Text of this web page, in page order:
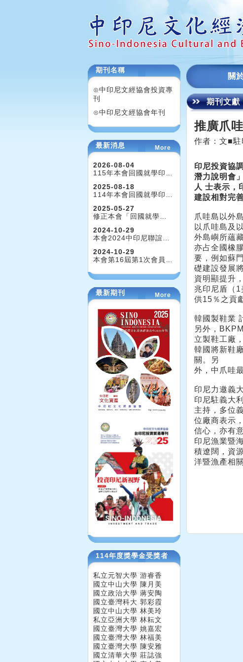
期刊名稱
⊙中印尼文經協會投資專
刊
⊙中印尼文經協會年刊
最新消息 More
2026-08-04
115年本會回國就學印…
2025-08-18
114年本會回國就學印…
2025-05-27
修正本會「回國就學…
2024-10-29
本會2024中印尼聯誼…
2024-10-29
本會第16屆第1次會員…
最新期刊 More
114年度獎學金受獎者
私立元智大學 游睿香
國立中山大學 陳月美
國立政治大學 蔣安陶
國立臺灣科大 郭彩霞
國立中山大學 林美玲
私立亞洲大學 林耘文
國立臺灣大學 姚嘉宏
國立臺灣大學 林福美
國立臺灣大學 陳安雅
國立清華大學 莊誌強
關
期刊文獻
推廣爪
作者：文■
印尼投資協
潛力說明會
人 士表示，
建設相對完善
爪哇島以外
以爪哇島及
外島嶼所蘊
亦占全國橡
要，例如蘇
礎建設發展
資明顯提升
兆印尼盾（
供15％之貢
韓國製鞋業
另外，
立製鞋工廠
韓國將新鞋
關。另
外，中爪哇
印尼力邀義
印尼駐義大
主持，多位
位廠商表示
信心，亦有
印尼漁業暨
積遼闊，資
洋暨漁產相